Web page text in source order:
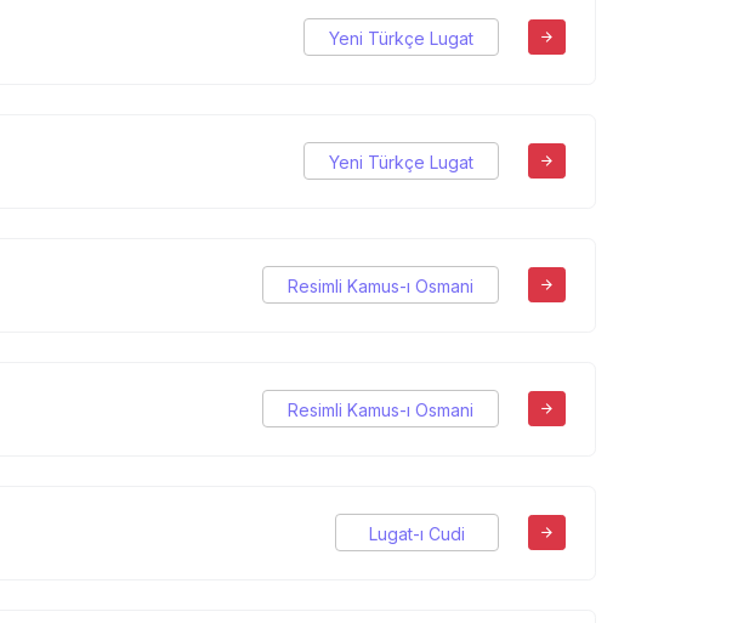
Yeni Türkçe Lugat
Yeni Türkçe Lugat
Resimli Kamus-ı Osmani
Resimli Kamus-ı Osmani
Lugat-ı Cudi